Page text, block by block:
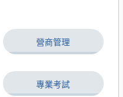
營商管理
專業考試